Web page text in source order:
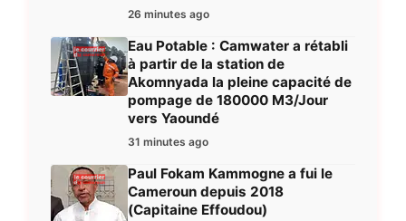
26 minutes ago
Eau Potable : Camwater a rétabli
à partir de la station de
Akomnyada la pleine capacité de
pompage de 180000 M3/Jour
vers Yaoundé
31 minutes ago
Paul Fokam Kammogne a fui le
Cameroun depuis 2018
(Capitaine Effoudou)